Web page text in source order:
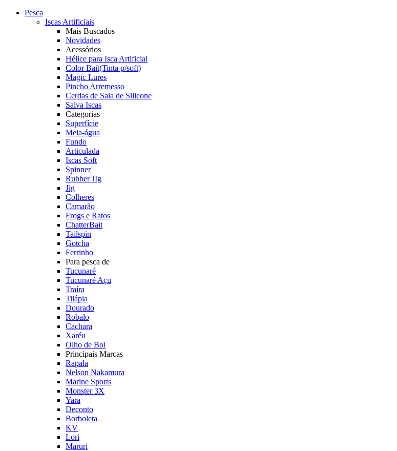
Pesca
Iscas Artificiais
Mais Buscados
Novidades
Acessórios
Hélice para Isca Artificial
Color Bait(Tinta p/soft)
Magic Lures
Pincho Arremesso
Cerdas de Saia de Silicone
Salva Iscas
Categorias
Superfície
Meia-água
Fundo
Articulada
Iscas Soft
Spinner
Rubber JIg
Jig
Colheres
Camarão
Frogs e Ratos
ChatterBait
Tailspin
Gotcha
Ferrinho
Para pesca de
Tucunaré
Tucunaré Açu
Traíra
Tilápia
Dourado
Robalo
Cachara
Xaréu
Olho de Boi
Principais Marcas
Rapala
Nelson Nakamura
Marine Sports
Monster 3X
Yara
Deconto
Borboleta
KV
Lori
Maruri